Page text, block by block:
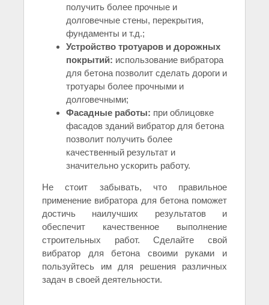
получить более прочные и
долговечные стены, перекрытия,
фундаменты и т.д.;
Устройство тротуаров и дорожных
покрытий: использование вибратора
для бетона позволит сделать дороги и
тротуары более прочными и
долговечными;
Фасадные работы: при облицовке
фасадов зданий вибратор для бетона
позволит получить более
качественный результат и
значительно ускорить работу.
Не стоит забывать, что правильное
применение вибратора для бетона поможет
достичь наилучших результатов и
обеспечит качественное выполнение
строительных работ. Сделайте свой
вибратор для бетона своими руками и
пользуйтесь им для решения различных
задач в своей деятельности.